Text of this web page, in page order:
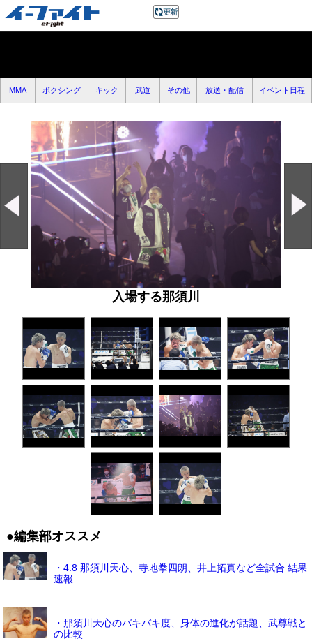
MMA ボクシング キック 武道 その他 放送・配信 イベント日程
入場する那須川
●編集部オススメ
・4.8 那須川天心、寺地拳四朗、井上拓真など全試合 結果
速報
・那須川天心のバキバキ度、身体の進化が話題、武尊戦と
の比較